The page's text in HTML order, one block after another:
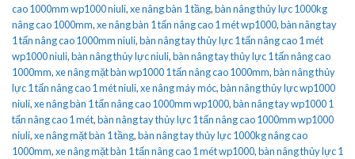
cao 1000mm wp1000 niuli,xe nâng bàn 1 tầng,bàn nâng thủy lực 1000kg
nâng cao 1000mm,xe nâng bàn 1 tấn nâng cao 1 mét wp1000,bàn nâng tay
1 tấn nâng cao 1000mm niuli,bàn nâng tay thủy lực 1 tấn nâng cao 1 mét
wp1000 niuli,bàn nâng thủy lực niuli,bàn nâng tay thủy lực 1 tấn nâng cao
1000mm,xe nâng mặt bàn wp1000 1 tấn nâng cao 1000mm,bàn nâng thủy
lực 1 tấn nâng cao 1 mét niuli,xe nâng máy móc,bàn nâng thủy lực wp1000
niuli,xe nâng bàn 1 tấn nâng cao 1000mm wp1000,bàn nâng tay wp1000 1
tấn nâng cao 1 mét,bàn nâng tay thủy lực 1 tấn nâng cao 1000mm wp1000
niuli,xe nâng mặt bàn 1 tầng,bàn nâng tay thủy lực 1000kg nâng cao
1000mm,xe nâng mặt bàn 1 tấn nâng cao 1 mét wp1000,bàn nâng thủy lực 1